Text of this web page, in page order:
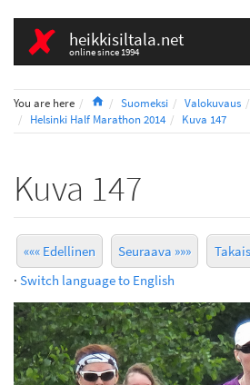
heikkisiltala.net
online since 1994
You are here HomeSuomeksi Valokuvaus
Helsinki Half Marathon 2014
Kuva 147
Kuva 147
««« Edellinen Seuraava »»»
· Switch language to English